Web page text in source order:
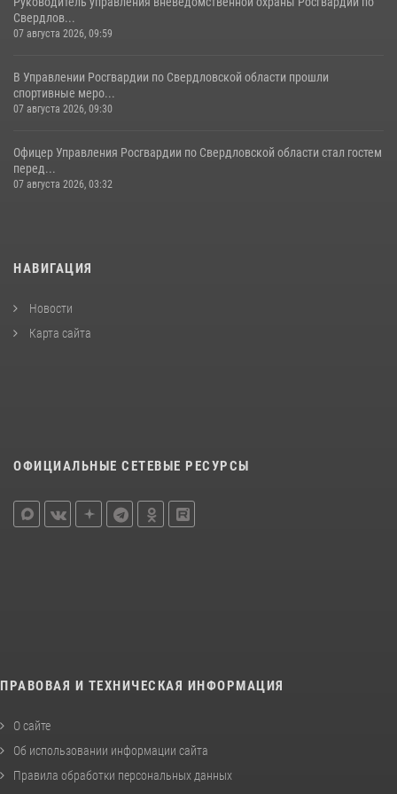
Свердлов...
07 августа 2026, 09:59
В Управлении Росгвардии по Свердловской области прошли
спортивные меро...
07 августа 2026, 09:30
Офицер Управления Росгвардии по Свердловской области стал гостем
перед...
07 августа 2026, 03:32
НАВИГАЦИЯ
Новости
Карта сайта
ОФИЦИАЛЬНЫЕ СЕТЕВЫЕ РЕСУРСЫ
ПРАВОВАЯ И ТЕХНИЧЕСКАЯ ИНФОРМАЦИЯ
О сайте
Об использовании информации сайта
Правила обработки персональных данных